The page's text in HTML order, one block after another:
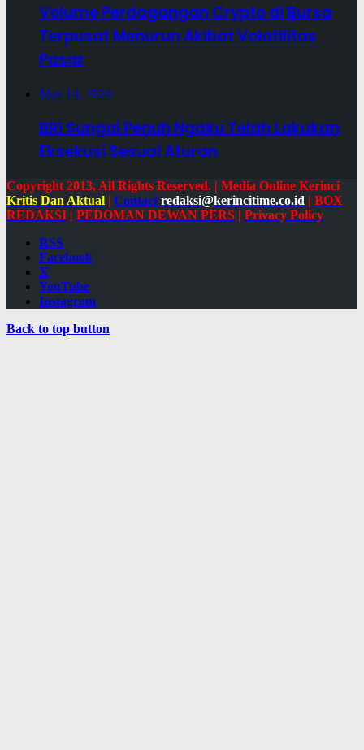
Volume Perdagangan Crypto di Bursa
Terpusat Menurun Akibat Volatilitas
Pasar
May 14, 2024
BRI Sungai Penuh Ngaku Telah Lakukan
Eksekusi Sesuai Aturan
Copyright 2013, All Rights Reserved. | Media Online Kerinci
Kritis Dan Aktual | Contact redaksi@kerincitime.co.id | BOX
REDAKSI | PEDOMAN DEWAN PERS | Privacy Policy
RSS
Facebook
X
YouTube
Instagram
Back to top button